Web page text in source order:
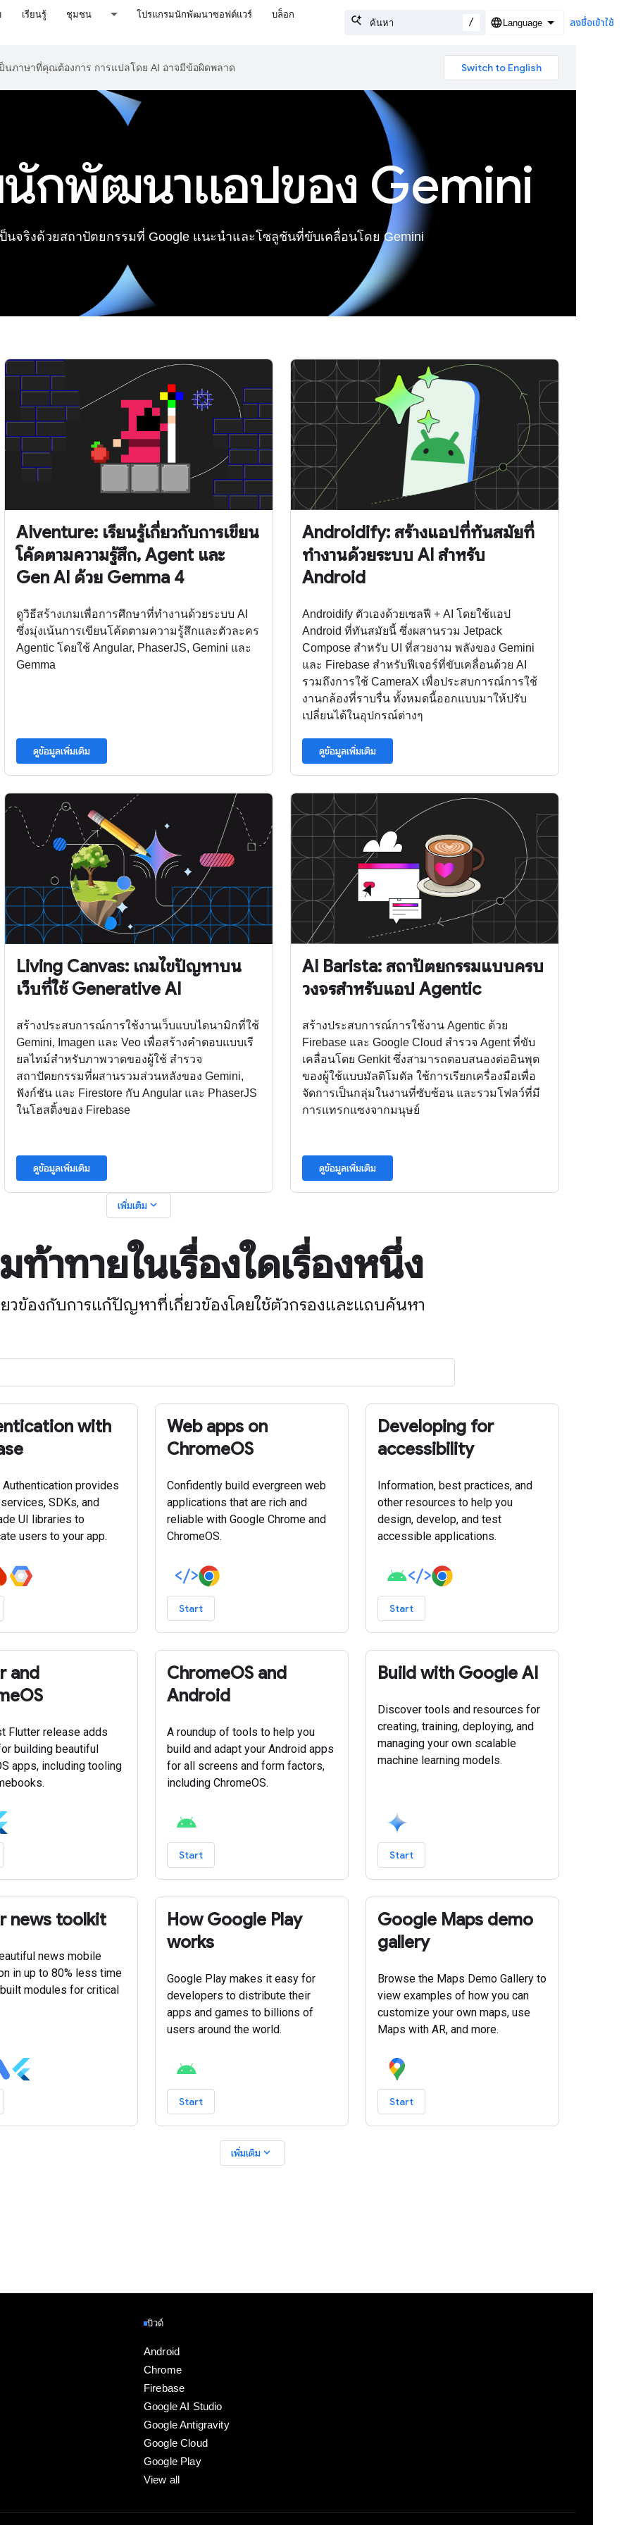
เรียนรู้ ชุมชน โปรแกรมนักพัฒนาซอฟต์แวร์ บล็อก
/ ลงชื่อเข้าใช้
ป็นภาษาที่คุณต้องการ การแปลโดย AI อาจมีข้อผิดพลาด
นักพัฒนาแอปของ Gemini
นจริงด้วยสถาปัตยกรรมที่ Google แนะนำและโซลูชันที่ขับเคลื่อนโดย Gemini
AIventure: เรียนรู้เกี่ยวกับการเขียน
โค้ดตามความรู้สึก, Agent และ
Gen AI ด้วย Gemma 4
ดูวิธีสร้างเกมเพื่อการศึกษาที่ทำงานด้วยระบบ AI
ซึ่งมุ่งเน้นการเขียนโค้ดตามความรู้สึกและตัวละคร
Agentic โดยใช้ Angular, PhaserJS, Gemini และ
Gemma
ดูข้อมูลเพิ่มเติม
Androidify: สร้างแอปที่ทันสมัยที่
ทำงานด้วยระบบ AI สำหรับ
Android
Androidify ตัวเองด้วยเซลฟี + AI โดยใช้แอป
Android ที่ทันสมัยนี้ ซึ่งผสานรวม Jetpack
Compose สำหรับ UI ที่สวยงาม พลังของ Gemini
และ Firebase สำหรับฟีเจอร์ที่ขับเคลื่อนด้วย AI
รวมถึงการใช้ CameraX เพื่อประสบการณ์การใช้
งานกล้องที่ราบรื่น ทั้งหมดนี้ออกแบบมาให้ปรับ
เปลี่ยนได้ในอุปกรณ์ต่างๆ
ดูข้อมูลเพิ่มเติม
Living Canvas: เกมไขปัญหาบน
เว็บที่ใช้ Generative AI
สร้างประสบการณ์การใช้งานเว็บแบบไดนามิกที่ใช้
Gemini, Imagen และ Veo เพื่อสร้างคำตอบแบบเรี
ยลไทม์สำหรับภาพวาดของผู้ใช้ สำรวจ
สถาปัตยกรรมที่ผสานรวมส่วนหลังของ Gemini,
ฟังก์ชัน และ Firestore กับ Angular และ PhaserJS
ในโฮสติ้งของ Firebase
ดูข้อมูลเพิ่มเติม
AI Barista: สถาปัตยกรรมแบบครบ
วงจรสำหรับแอป Agentic
สร้างประสบการณ์การใช้งาน Agentic ด้วย
Firebase และ Google Cloud สำรวจ Agent ที่ขับ
เคลื่อนโดย Genkit ซึ่งสามารถตอบสนองต่ออินพุต
ของผู้ใช้แบบมัลติโมดัล ใช้การเรียกเครื่องมือเพื่อ
จัดการเป็นกลุ่มในงานที่ซับซ้อน และรวมโฟลว์ที่มี
การแทรกแซงจากมนุษย์
ดูข้อมูลเพิ่มเติม
เพิ่มเติม expand_more
มท้าทายในเรื่องใดเรื่องหนึ่ง
วข้องกับการแก้ปัญหาที่เกี่ยวข้องโดยใช้ตัวกรองและแถบค้นหา
with
Authentication provides
SDKs, and
UI libraries to
users to your app.
Web apps on
ChromeOS
Confidently build evergreen web
applications that are rich and
reliable with Google Chrome and
ChromeOS.
Start
Developing for
accessibility
Information, best practices, and
other resources to help you
design, develop, and test
accessible applications.
Start
and
Flutter release adds
building beautiful
apps, including tooling
ChromeOS and
Android
A roundup of tools to help you
build and adapt your Android apps
for all screens and form factors,
including ChromeOS.
Start
Build with Google AI
Discover tools and resources for
creating, training, deploying, and
managing your own scalable
machine learning models.
Start
news toolkit
news mobile
in up to 80% less time
modules for critical
How Google Play
works
Google Play makes it easy for
developers to distribute their
apps and games to billions of
users around the world.
Start
Google Maps demo
gallery
Browse the Maps Demo Gallery to
view examples of how you can
customize your own maps, use
Maps with AR, and more.
Start
เพิ่มเติมexpand_more
บิวด์
Android
Chrome
Firebase
Google AI Studio
Google Antigravity
Google Cloud
Google Play
View all